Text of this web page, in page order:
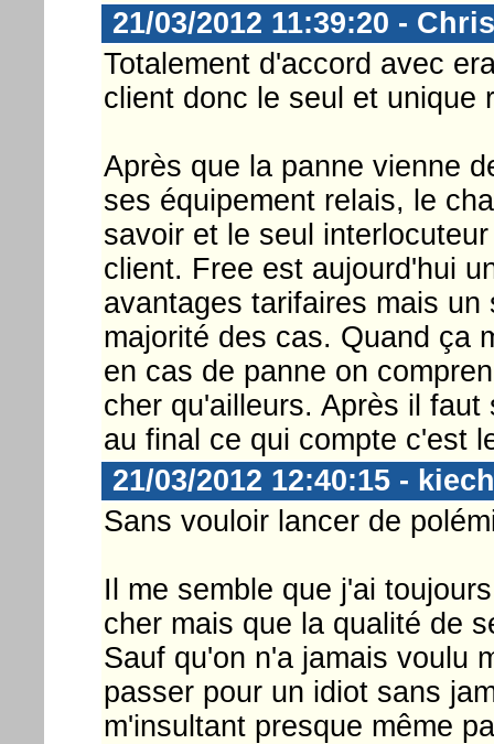
21/03/2012 11:39:20 -
Totalement d'accord avec
client donc le seul et unique
Après que la panne vienne
ses équipement relais, le
savoir et le seul
client. Free est aujourd'hui
avantages tarifaires mais
majorité des cas. Quand ça
en cas de panne on
cher qu'ailleurs. Après il
au final ce qui compte c'est
21/03/2012 12:40:15 -
Sans vouloir lancer de
Il me semble que j'ai
cher mais que la qualité de
Sauf qu'on n'a jamais voulu
passer pour un idiot sans
m'insultant presque même